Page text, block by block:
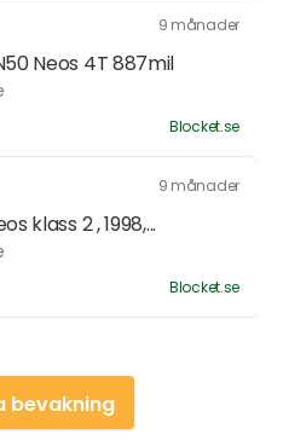
9 månader
Neos 4T 887mil
Blocket.se
9 månader
klass 2 , 1998,...
Blocket.se
bevakning